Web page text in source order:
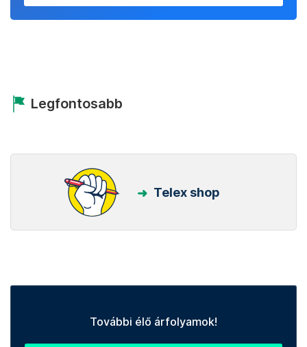
Legfontosabb
Telex shop
További élő árfolyamok!